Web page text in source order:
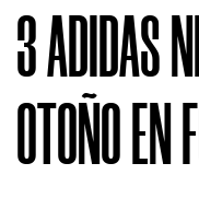
3 ADIDAS
OTOÑO EN